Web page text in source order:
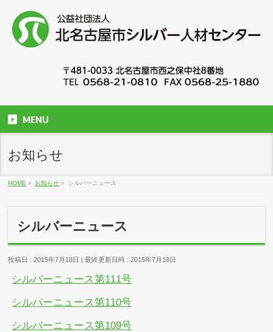
MENU
お知らせ
HOME » お知らせ » シルバーニュース
シルバーニュース
投稿日 : 2015年7月18日 最終更新日時 : 2015年7月18日
シルバーニュース第111号
シルバーニュース第110号
シルバーニュース第109号